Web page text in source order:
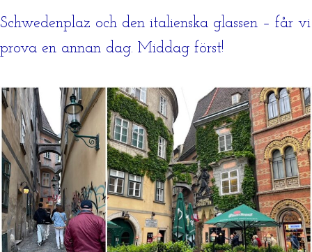
Schwedenplaz och den italienska glassen – får vi
prova en annan dag. Middag först!